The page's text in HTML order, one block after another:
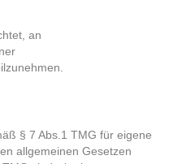
an
§ 7 Abs.1 TMG für eigene
allgemeinen Gesetzen